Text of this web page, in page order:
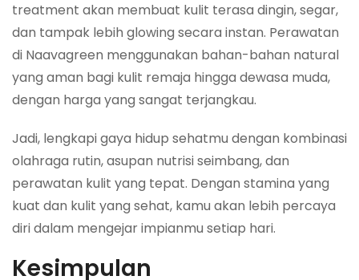
treatment akan membuat kulit terasa dingin, segar,
dan tampak lebih glowing secara instan. Perawatan
di Naavagreen menggunakan bahan-bahan natural
yang aman bagi kulit remaja hingga dewasa muda,
dengan harga yang sangat terjangkau.
Jadi, lengkapi gaya hidup sehatmu dengan kombinasi
olahraga rutin, asupan nutrisi seimbang, dan
perawatan kulit yang tepat. Dengan stamina yang
kuat dan kulit yang sehat, kamu akan lebih percaya
diri dalam mengejar impianmu setiap hari.
Kesimpulan